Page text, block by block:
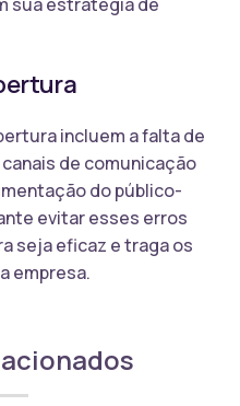
incluem a falta de
de comunicação
do público-
evitar esses erros
seja eficaz e traga os
empresa.